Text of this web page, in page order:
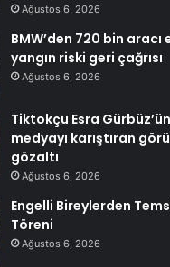
Ağustos 6, 2026
BMW’den 720 bin aracı
yangın riski geri çağrısı
Ağustos 6, 2026
Tiktokçu Esra
medyayı karıştıran
gözaltı
Ağustos 6, 2026
Engelli Bireylerden
Töreni
Ağustos 6, 2026